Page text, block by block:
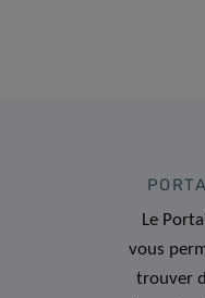
Le
vous
trouver